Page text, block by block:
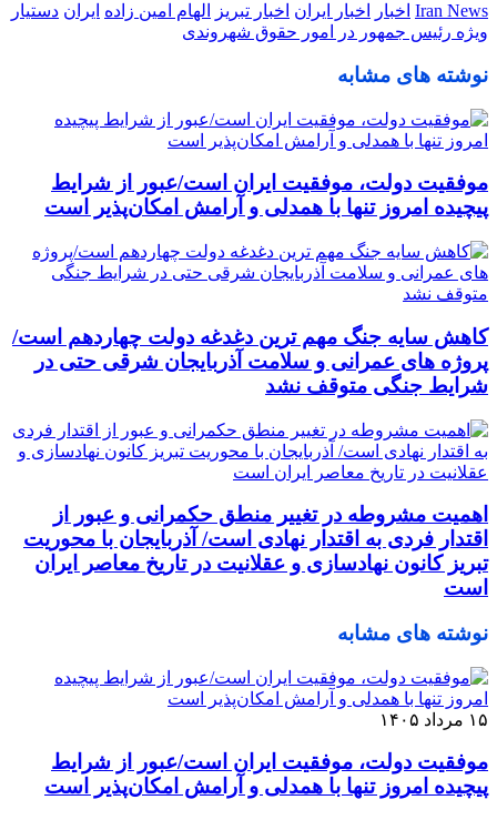
Iran News اخبار اخبار ایران اخبار تبریز الهام امین زاده ایران دستیار
ویژه رئیس جمهور در امور حقوق شهروندی
نوشته های مشابه
موفقیت دولت، موفقیت ایران است/عبور از شرایط
پیچیده امروز تنها با همدلی و آرامش امکان‌پذیر است
کاهش سایه جنگ مهم ‌ترین دغدغه دولت چهاردهم است/
پروژه ‌های عمرانی و سلامت آذربایجان شرقی حتی در
شرایط جنگی متوقف نشد
اهمیت مشروطه در تغییر منطق حکمرانی و عبور از
اقتدار فردی به اقتدار نهادی است/ آذربایجان با محوریت
تبریز کانون نهادسازی و عقلانیت در تاریخ معاصر ایران
است
نوشته های مشابه
۱۵ مرداد ۱۴۰۵
موفقیت دولت، موفقیت ایران است/عبور از شرایط
پیچیده امروز تنها با همدلی و آرامش امکان‌پذیر است